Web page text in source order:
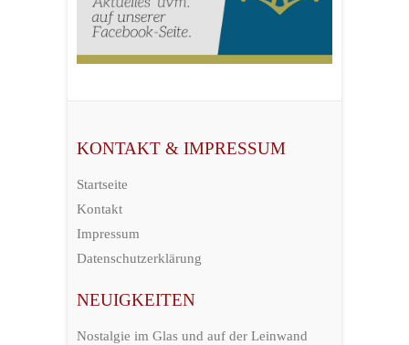
KONTAKT & IMPRESSUM
Startseite
Kontakt
Impressum
Datenschutzerklärung
NEUIGKEITEN
Nostalgie im Glas und auf der Leinwand